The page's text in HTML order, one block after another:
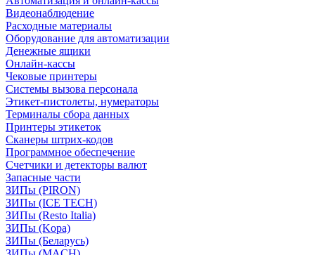
Видеонаблюдение
Расходные материалы
Оборудование для автоматизации
Денежные ящики
Онлайн-кассы
Чековые принтеры
Системы вызова персонала
Этикет-пистолеты, нумераторы
Терминалы сбора данных
Принтеры этикеток
Сканеры штрих-кодов
Программное обеспечение
Счетчики и детекторы валют
Запасные части
ЗИПы (PIRON)
ЗИПы (ICE TECH)
ЗИПы (Resto Italia)
ЗИПы (Kopa)
ЗИПы (Беларусь)